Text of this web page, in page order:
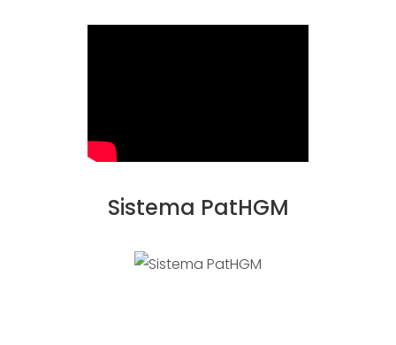
Sistema PatHGM